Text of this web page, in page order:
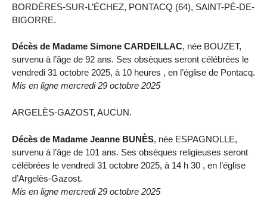
BORDÈRES-SUR-L’ÉCHEZ, PONTACQ (64), SAINT-PÉ-DE-
BIGORRE.
Décès de Madame Simone CARDEILLAC, née BOUZET,
survenu à l’âge de 92 ans. Ses obsèques seront célébrées le
vendredi 31 octobre 2025, à 10 heures , en l’église de Pontacq.
Mis en ligne mercredi 29 octobre 2025
ARGELÈS-GAZOST, AUCUN.
Décès de Madame Jeanne BUNÈS, née ESPAGNOLLE,
survenu à l’âge de 101 ans. Ses obsèques religieuses seront
célébrées le vendredi 31 octobre 2025, à 14 h 30 , en l’église
d’Argelès-Gazost.
Mis en ligne mercredi 29 octobre 2025